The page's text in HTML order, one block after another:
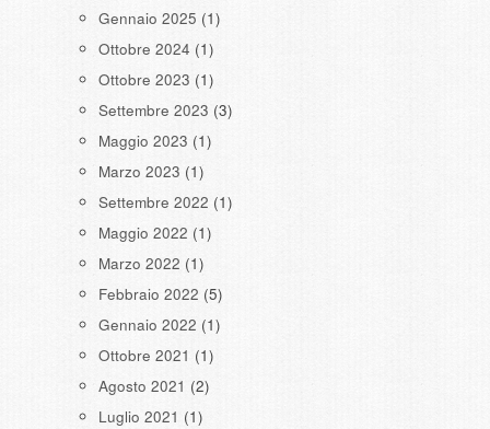
Gennaio 2025 (1)
Ottobre 2024 (1)
Ottobre 2023 (1)
Settembre 2023 (3)
Maggio 2023 (1)
Marzo 2023 (1)
Settembre 2022 (1)
Maggio 2022 (1)
Marzo 2022 (1)
Febbraio 2022 (5)
Gennaio 2022 (1)
Ottobre 2021 (1)
Agosto 2021 (2)
Luglio 2021 (1)